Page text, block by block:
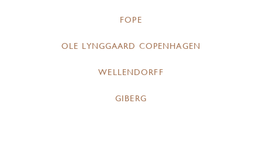
FOPE
OLE LYNGGAARD COPENHAGEN
WELLENDORFF
GIBERG